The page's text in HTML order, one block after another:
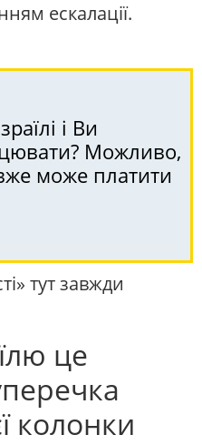
ескалації.
і Ви
Можливо,
може платити
тут завжди
це
колонки